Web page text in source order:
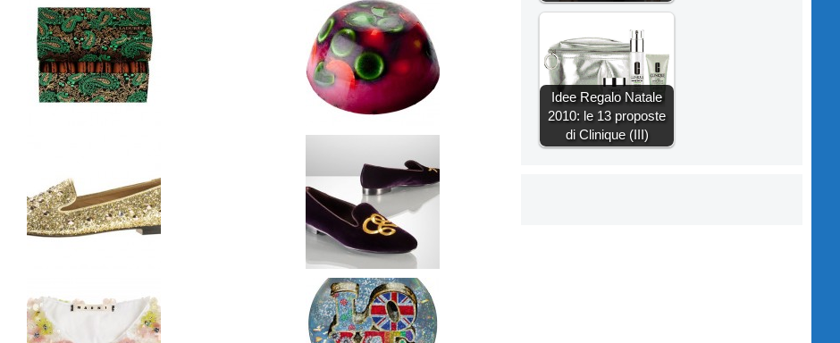
Idee Regalo Natale
2010: le 13 proposte
di Clinique (III)